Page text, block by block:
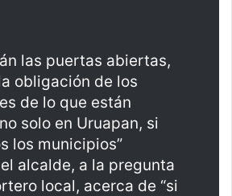
las puertas abiertas,
obligación de los
de lo que están
solo en Uruapan, si
los municipios”
alcalde, a la pregunta
local, acerca de “si